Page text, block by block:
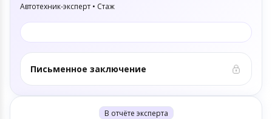
Автотехник-эксперт • Стаж
Письменное заключение
В отчёте эксперта